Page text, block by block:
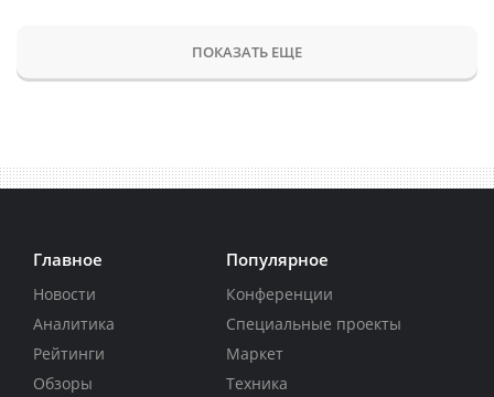
ПОКАЗАТЬ ЕЩЕ
Главное
Новости
Аналитика
Рейтинги
Обзоры
Популярное
Конференции
Специальные проекты
Маркет
Техника